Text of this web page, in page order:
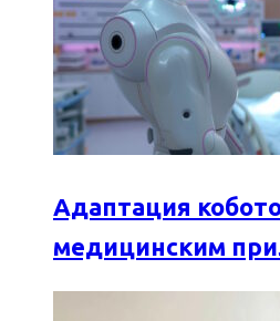
Адаптация
медицинским